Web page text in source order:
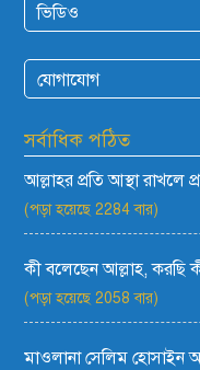
ভিডিও
যোগাযোগ
সর্বাধিক পঠিত
আল্লাহর প্রতি আস্থা রাখলে
(পড়া হয়েছে 2284 বার)
কী বলেছেন আল্লাহ, করছি
(পড়া হয়েছে 2058 বার)
মাওলানা সেলিম হোসাইন